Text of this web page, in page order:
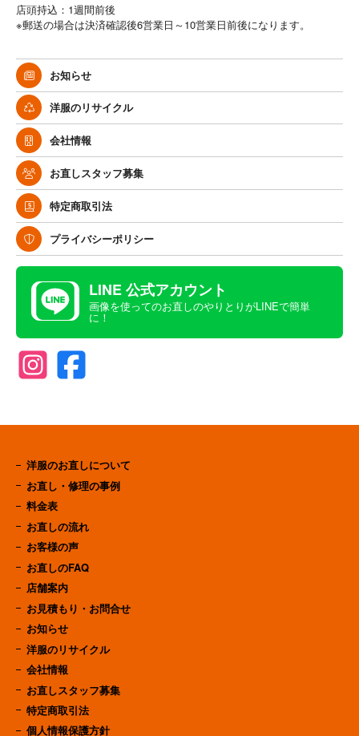
店頭持込：1週間前後
※郵送の場合は決済確認後6営業日～10営業日前後になります。
お知らせ
洋服のリサイクル
会社情報
お直しスタッフ募集
特定商取引法
プライバシーポリシー
LINE 公式アカウント
画像を使ってのお直しのやりとりがLINEで簡単
に！
洋服のお直しについて
お直し・修理の事例
料金表
お直しの流れ
お客様の声
お直しのFAQ
店舗案内
お見積もり・お問合せ
お知らせ
洋服のリサイクル
会社情報
お直しスタッフ募集
特定商取引法
個人情報保護方針